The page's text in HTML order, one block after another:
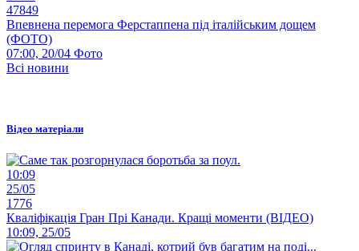
47849
Впевнена перемога Ферстаппена під італійським дощем
(ФОТО)
07:00, 20/04 Фото
Всі новини
Відео матеріали
10:09
25/05
1776
Кваліфікація Гран Прі Канади. Кращі моменти (ВІДЕО)
10:09, 25/05